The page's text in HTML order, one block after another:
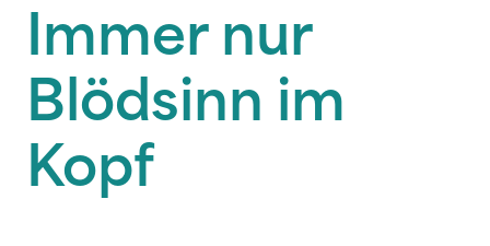
Immer nur
Blödsinn im
Kopf